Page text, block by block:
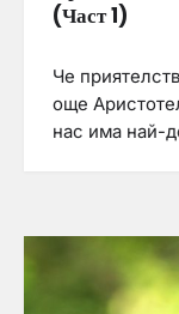
(Част 1)
Че
още
нас има най-